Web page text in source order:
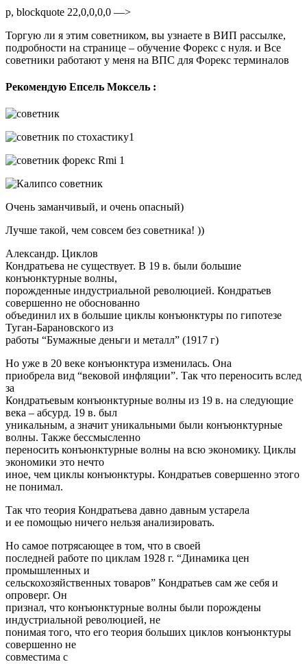
p, blockquote 22,0,0,0,0 —>
Торгую ли я этим советником, вы узнаете в ВИП рассылке,
подробности на странице – обучение Форекс с нуля. и Все
советники работают у меня на ВПС для Форекс терминалов
Рекомендую Епсель Моксель :
Очень заманчивый, и очень опасный)
Лучше такой, чем совсем без советника! ))
Александр. Циклов
Кондратьева не существует. В 19 в. были большие
конъюнктурные волны,
порожденные индустриальной революцией. Кондратьев
совершенно не обоснованно
объединил их в большие циклы конъюнктуры по гипотезе
Туган-Барановского из
работы “Бумажные деньги и металл” (1917 г)
Но уже в 20 веке конъюнктура изменилась. Она
приобрела вид “вековой инфляции”. Так что переносить вслед
за
Кондратьевым конъюнктурные волны из 19 в. на следующие
века – абсурд. 19 в. был
уникальным, а значит уникальными были конъюнктурные
волны. Также бессмысленно
переносить конъюнктурные волны на всю экономику. Циклы
экономики это нечто
иное, чем циклы конъюнктуры. Кондратьев совершенно этого
не понимал.
Так что теория Кондратьева давно давным устарела
и ее помощью ничего нельзя анализировать.
Но самое потрясающее в том, что в своей
последней работе по циклам 1928 г. “Динамика цен
промышленных и
сельскохозяйственных товаров” Кондратьев сам же себя и
опроверг. Он
признал, что конъюнктурные волны были порождены
индустриальной революцией, не
понимая того, что его теория больших циклов конъюнктуры
совершенно не
совместима с